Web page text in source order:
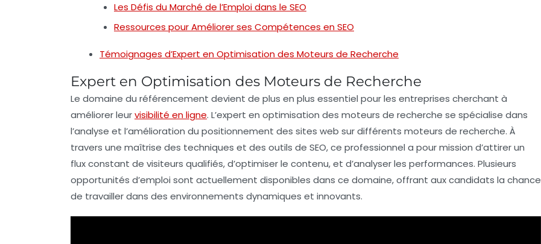
Les Défis du Marché de l’Emploi dans le SEO
Ressources pour Améliorer ses Compétences en SEO
Témoignages d’Expert en Optimisation des Moteurs de Recherche
Expert en Optimisation des Moteurs de Recherche
Le domaine du référencement devient de plus en plus essentiel pour les entreprises cherchant à
améliorer leurvisibilité en ligne. L’expert en optimisation des moteurs de recherche se spécialise dans
l’analyse et l’amélioration du positionnement des sites web sur différents moteurs de recherche. À
travers une maîtrise des techniques et des outils de SEO, ce professionnel a pour mission d’attirer un
flux constant de visiteurs qualifiés, d’optimiser le contenu, et d’analyser les performances. Plusieurs
opportunités d’emploi sont actuellement disponibles dans ce domaine, offrant aux candidats la chance
de travailler dans des environnements dynamiques et innovants.